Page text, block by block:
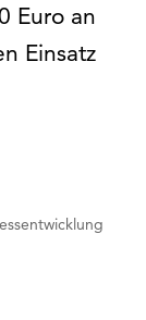
Euro an
Einsatz